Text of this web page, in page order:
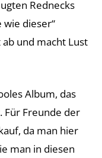
Rednecks
wie dieser“
und macht Lust
Album, das
Für Freunde der
da man hier
man in diesen